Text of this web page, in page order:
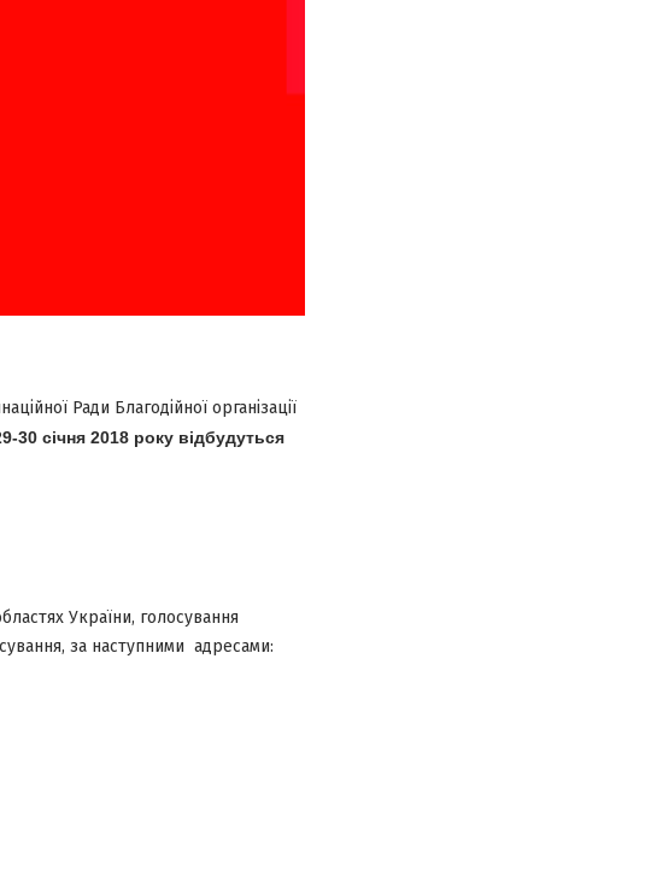
Ради Благодійної організації
30 січня 2018 року відбудуться
України, голосування
за наступними адресами: